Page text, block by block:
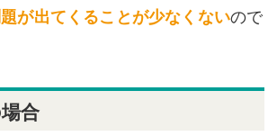
が出てくることが少なくないので
合